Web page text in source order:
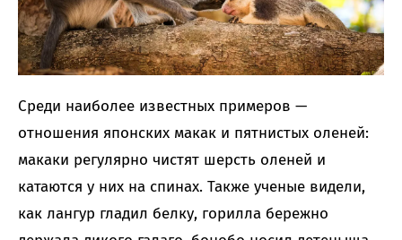
Среди наиболее известных примеров —
отношения японских макак и пятнистых оленей:
макаки регулярно чистят шерсть оленей и
катаются у них на спинах. Также ученые видели,
как лангур гладил белку, горилла бережно